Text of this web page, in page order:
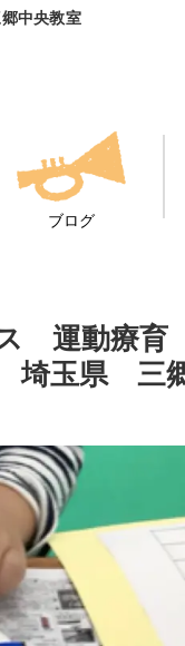
中央教室
ブログ
ス 運動療
埼玉県